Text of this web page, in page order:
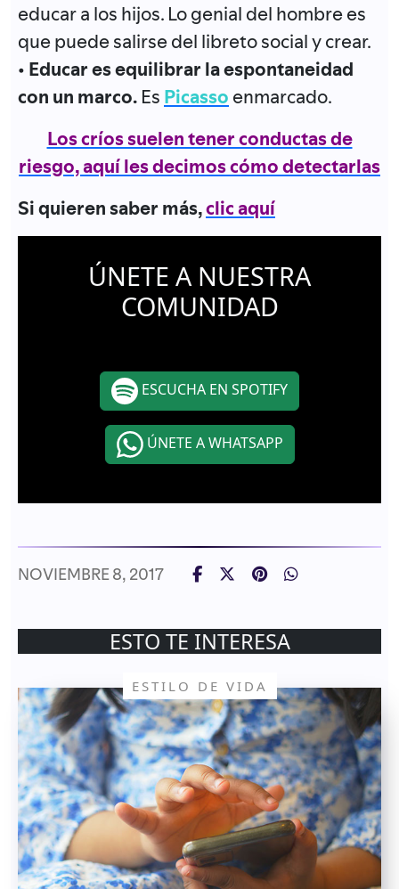
educar a los hijos. Lo genial del hombre es
que puede salirse del libreto social y crear.
• Educar es equilibrar la espontaneidad
con un marco. Es Picasso enmarcado.
Los críos suelen tener conductas de
riesgo, aquí les decimos cómo detectarlas
Si quieren saber más,clic aquí
ÚNETE A NUESTRA
COMUNIDAD
ESCUCHA EN SPOTIFY
ÚNETE A WHATSAPP
NOVIEMBRE 8, 2017
ESTO TE INTERESA
ESTILO DE VIDA